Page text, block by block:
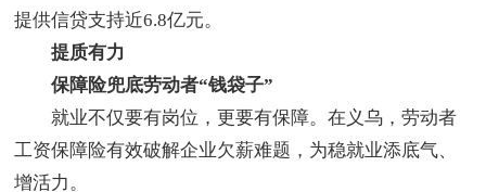
提供信贷支持近6.8亿元。
提质有力
保障险兜底劳动者“钱袋子”
就业不仅要有岗位，更要有保障。在义乌，劳动者
工资保障险有效破解企业欠薪难题，为稳就业添底气、
增活力。